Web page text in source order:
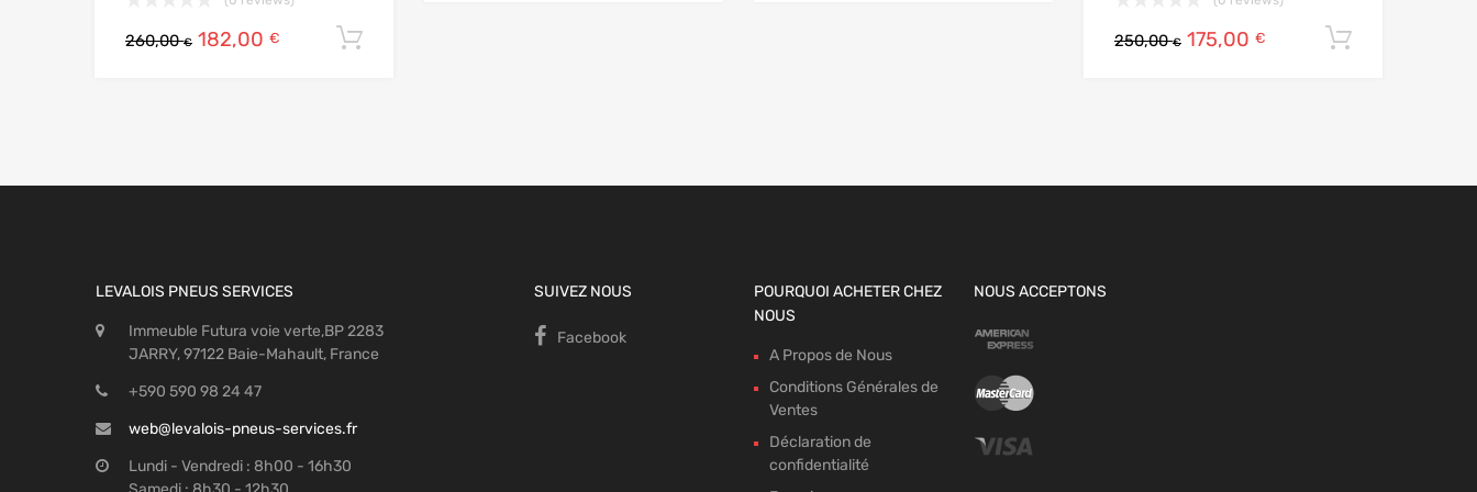
260,00€ 182,00€ 250,00€ 175,00 €
LEVALOIS PNEUS SERVICES
Immeuble Futura voie verte,BP 2283
JARRY, 97122 Baie-Mahault, France
+590 590 98 24 47
web@levalois-pneus-services.fr
Lundi - Vendredi : 8h00 - 16h30
SUIVEZ NOUS
Facebook
POURQUOI ACHETER CHEZ
NOUS
A Propos de Nous
Conditions Générales de
Ventes
Déclaration de
confidentialité
NOUS ACCEPTONS